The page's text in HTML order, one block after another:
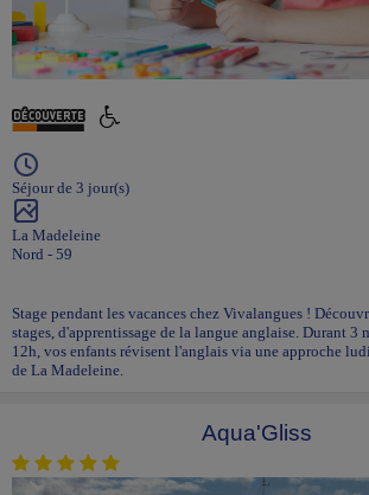
Séjour de 3 jour(s)
La Madeleine
Nord - 59
Stage pendant les vacances chez Vivalangues !
stages, d'apprentissage de la langue anglaise. Durant 3
12h, vos enfants révisent l'anglais via une approche
de La Madeleine.
Aqua'Gliss